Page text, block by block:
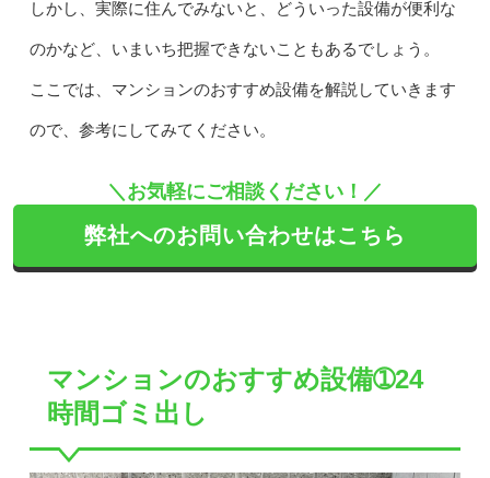
しかし、実際に住んでみないと、どういった設備が便利な
のかなど、いまいち把握できないこともあるでしょう。
ここでは、マンションのおすすめ設備を解説していきます
ので、参考にしてみてください。
＼お気軽にご相談ください！／
弊社へのお問い合わせはこちら
マンションのおすすめ設備➀24
時間ゴミ出し